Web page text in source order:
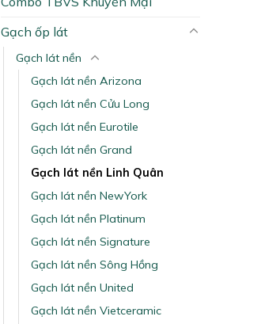
Gạch ốp lát
Gạch lát nền
Gạch lát nền Arizona
Gạch lát nền Cửu Long
Gạch lát nền Eurotile
Gạch lát nền Grand
Gạch lát nền Linh Quân
Gạch lát nền NewYork
Gạch lát nền Platinum
Gạch lát nền Signature
Gạch lát nền Sông Hồng
Gạch lát nền United
Gạch lát nền Vietceramic